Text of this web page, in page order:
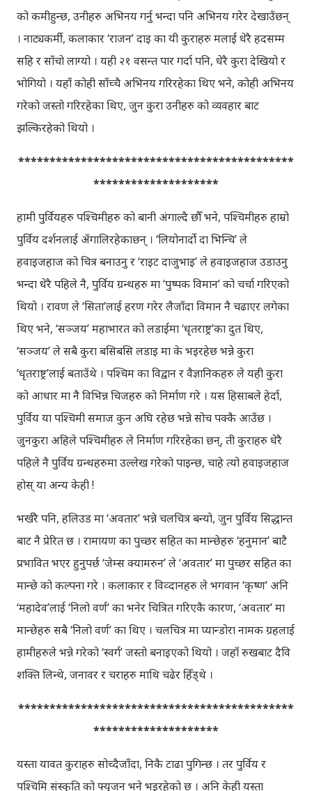
को कमीहुन्छ, उनीहरु अभिनय गर्नु भन्दा पनि अभिनय गरेर देखाउँछन्
। नाट्यकर्मी, कलाकार ‘राजन’ दाइ का यी कुराहरु मलाई धेरै हदसम्म
सहि र साँचो लाग्यो । यही २१ वसन्त पार गर्दा पनि, धेरै कुरा देखियो र
भोगियो । यहाँ कोही साँच्चै अभिनय गरिरहेका थिए भने, कोही अभिनय
गरेको जस्तो गरिरहेका थिए, जुन कुरा उनीहरु को व्यवहार बाट
झल्किरहेको थियो ।
********************************************
********************
हामी पुर्वियहरु पश्चिमीहरु को बानी अंगाल्दै छौँ भने, पश्चिमीहरु हाम्रो
पुर्विय दर्शनलाई अँगालिरहेकाछन् । ‘लियोनार्दो दा भिन्चि’ ले
हवाइजहाज को चित्र बनाउनु र ‘राइट दाजुभाइ’ ले हवाइजहाज उडाउनु
भन्दा धेरै पहिले नै, पुर्विय ग्रन्थहरु मा ‘पुष्पक विमान’ को चर्चा गरिएको
थियो । रावण ले ‘सिता’लाई हरण गरेर लैजाँदा विमान नै चढाएर लगेका
थिए भने, ‘सञ्जय’ महाभारत को लडाईमा ‘धृतराष्ट्र’का दुत थिए,
‘सञ्जय’ ले सबै कुरा बसिबसि लडाइ मा के भइरहेछ भन्ने कुरा
‘धृतराष्ट्र’लाई बताउँथे । पश्चिम का विद्वान र वैज्ञानिकहरु ले यही कुरा
को आधार मा नै विभिन्न चिजहरु को निर्माण गरे । यस हिसाबले हेर्दा,
पुर्विय या पश्चिमी समाज कुन अघि रहेछ भन्ने सोच पक्कै आउँछ ।
जुनकुरा अहिले पश्चिमीहरु ले निर्माण गरिरहेका छन्, ती कुराहरु धेरै
पहिले नै पुर्विय ग्रन्थहरुमा उल्लेख गरेको पाइन्छ, चाहे त्यो हवाइजहाज
होस् या अन्य केही !
भर्खरै पनि, हलिउड मा ‘अवतार’ भन्ने चलचित्र बन्यो, जुन पुर्विय सिद्धान्त
बाट नै प्रेरित छ । रामायण का पुच्छर सहित का मान्छेहरु ‘हनुमान’ बाटै
प्रभावित भएर हुनुपर्छ ‘जेम्स क्यामरुन’ ले ‘अवतार’ मा पुच्छर सहित का
मान्छे को कल्पना गरे । कलाकार र विव्दानहरु ले भगवान ‘कृष्ण’ अनि
‘महादेव’लाई ‘निलो वर्ण’ का भनेर चित्रित गरिएकै कारण, ‘अवतार’ मा
मान्छेहरु सबै ‘निलो वर्ण’ का थिए । चलचित्र मा प्यान्डोरा नामक ग्रहलाई
हामीहरुले भन्ने गरेको ‘स्वर्ग’ जस्तो बनाइएको थियो । जहाँ रुखबाट दैवि
शक्ति लिन्थे, जनावर र चराहरु माथि चढेर हिँड्थे ।
********************************************
********************
यस्ता यावत कुराहरु सोच्दैजाँदा, निकै टाढा पुगिन्छ । तर पुर्विय र
पश्चिमि संस्कृति को फ्युजन भने भइरहेको छ । अनि केही यस्ता